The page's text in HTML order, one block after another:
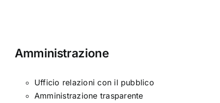
Amministrazione
Ufficio relazioni con il pubblico
Amministrazione trasparente